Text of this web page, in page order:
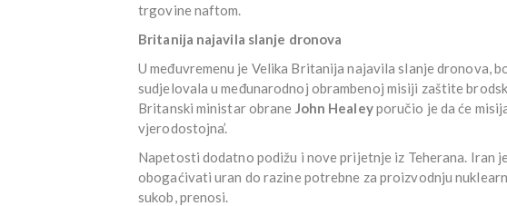
trgovine naftom.
Britanija najavila slanje dronova
U međuvremenu je Velika Britanija najavila slanje dronova,
sudjelovala u međunarodnoj obrambenoj misiji zaštite
Britanski ministar obrane John Healeyporučio je da će
vjerodostojna’.
Napetosti dodatno podižu i nove prijetnje iz Teherana. Iran
obogaćivati uran do razine potrebne za proizvodnju
sukob, prenosi.